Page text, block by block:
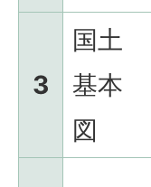
3
国土
基本
図